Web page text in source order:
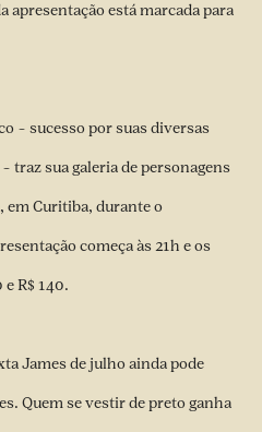
apresentação está marcada para
– sucesso por suas diversas
traz sua galeria de personagens
em Curitiba, durante o
começa às 21h e os
R$ 140.
James de julho ainda pode
Quem se vestir de preto ganha